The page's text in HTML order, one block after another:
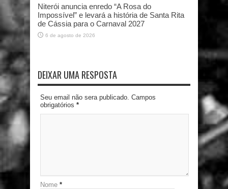
Niterói anuncia enredo “A Rosa do
Impossível” e levará a história de Santa Rita
de Cássia para o Carnaval 2027
6 de agosto de 2026
DEIXAR UMA RESPOSTA
Seu email não sera publicado. Campos
obrigatórios *
Nome *